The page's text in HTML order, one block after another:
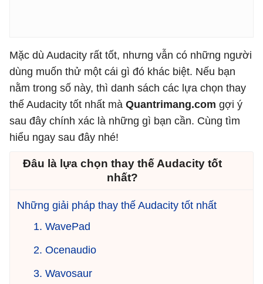
Mặc dù Audacity rất tốt, nhưng vẫn có những người
dùng muốn thử một cái gì đó khác biệt. Nếu bạn
nằm trong số này, thì danh sách các lựa chọn thay
thế Audacity tốt nhất mà Quantrimang.com gợi ý
sau đây chính xác là những gì bạn cần. Cùng tìm
hiểu ngay sau đây nhé!
Đâu là lựa chọn thay thế Audacity tốt
nhất?
Những giải pháp thay thế Audacity tốt nhất
1. WavePad
2. Ocenaudio
3. Wavosaur